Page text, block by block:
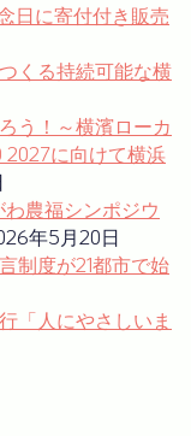
日に寄付付き販売
くる持続可能な横
う！～横濱ローカ
2027に向けて横浜
農福シンポジウ
年5月20日
制度が21都市で始
「人にやさしいま